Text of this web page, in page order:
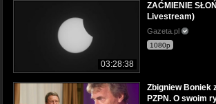
03:28:38
ZAĆMIENIE
Livestream)
Gazeta.pl
1080p
Zbigniew Boniek
PZPN. O swoim